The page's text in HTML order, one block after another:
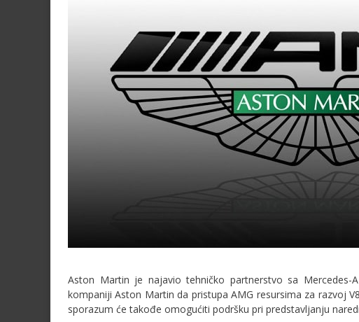
Aston Martin je najavio tehničko partnerstvo sa Mercedes-
kompaniji Aston Martin da pristupa AMG resursima za razvoj
sporazum će takođe omogućiti podršku pri predstavljanju